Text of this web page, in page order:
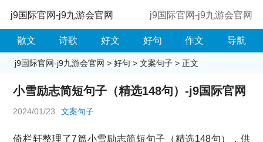
j9国际官网-j9九游会官网 j9国际官网-j9九游会官网
散文 诗歌 好文 好句 作文 导航
j9国际官网-j9九游会官网 > 好句 > 文案句子> 正文
小雪励志简短句子（精选148句）-j9国际官网
2024/01/23 文案句子
倚栏轩整理了7篇小雪励志简短句子（精选148句），供